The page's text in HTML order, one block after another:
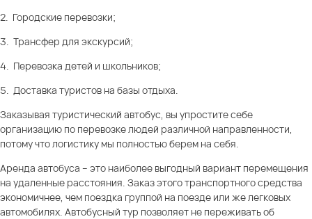
2. Городские перевозки;
3. Трансфер для экскурсий;
4. Перевозка детей и школьников;
5. Доставка туристов на базы отдыха.
Заказывая туристический автобус, вы упростите себе
организацию по перевозке людей различной направленности,
потому что логистику мы полностью берем на себя.
Аренда автобуса – это наиболее выгодный вариант перемещения
на удаленные расстояния. Заказ этого транспортного средства
экономичнее, чем поездка группой на поезде или же легковых
автомобилях. Автобусный тур позволяет не переживать об